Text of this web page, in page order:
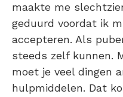
maakte me
geduurd voordat ik
accepteren. Als
steeds zelf kunnen.
moet je veel dingen
hulpmiddelen. Dat